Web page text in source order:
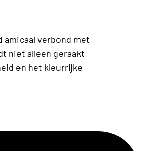
amicaal verbond met
niet alleen geraakt
en het kleurrijke